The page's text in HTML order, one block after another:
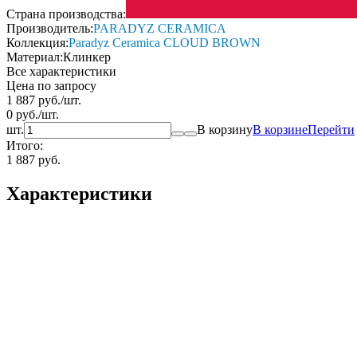
Страна производства:
Производитель:PARADYZ CERAMICA
Коллекция:Paradyz Ceramica CLOUD BROWN
Материал:Клинкер
Все характеристики
Цена по запросу
1 887 руб./шт.
0 руб./шт.
шт.
В корзинуВ корзинеПерейти
Итого:
1 887 руб.
Характеристики